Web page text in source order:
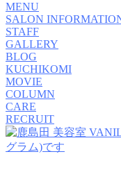
MENU
SALON
STAFF
GALLERY
BLOG
KUCHIKOMI
MOVIE
COLUMN
CARE
RECRUIT